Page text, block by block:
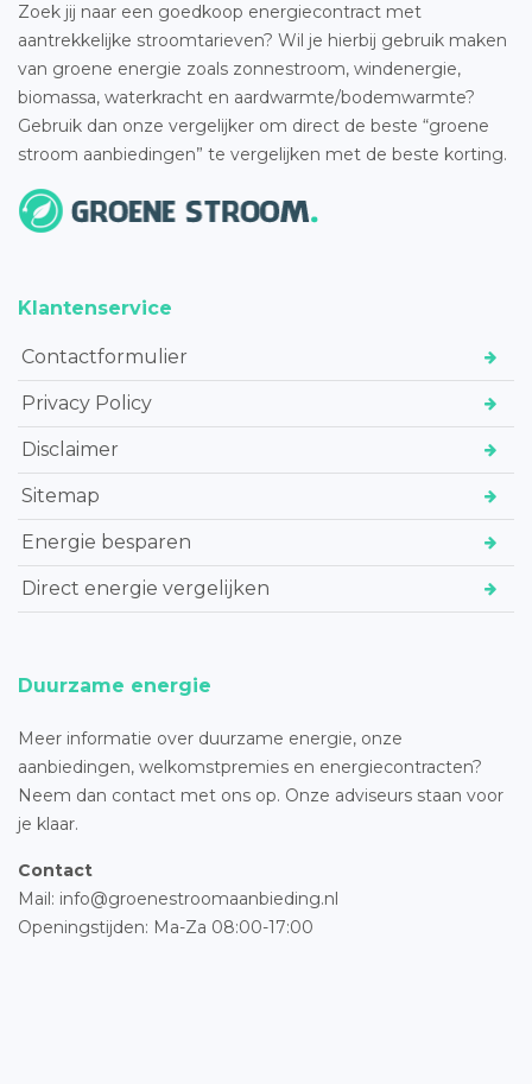
Zoek jij naar een goedkoop energiecontract met
aantrekkelijke stroomtarieven? Wil je hierbij gebruik maken
van groene energie zoals zonnestroom, windenergie,
biomassa, waterkracht en aardwarmte/bodemwarmte?
Gebruik dan onze vergelijker om direct de beste “groene
stroom aanbiedingen” te vergelijken met de beste korting.
Klantenservice
Contactformulier
Privacy Policy
Disclaimer
Sitemap
Energie besparen
Direct energie vergelijken
Duurzame energie
Meer informatie over duurzame energie, onze
aanbiedingen, welkomstpremies en energiecontracten?
Neem dan contact met ons op. Onze adviseurs staan voor
je klaar.
Contact
Mail: info@groenestroomaanbieding.nl
Openingstijden: Ma-Za 08:00-17:00